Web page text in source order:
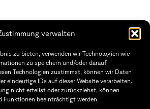
verwalten
zu bieten, verwenden wir Technologien wie
zu speichern und/oder darauf
Technologien zustimmst, können wir Daten
eindeutige IDs auf dieser Website verarbeiten.
nicht erteilst oder zurückziehst, können
Funktionen beeinträchtigt werden.
Würzburg
Öffnungszeiten Dekanat
Montag – Freitag
8:30 – 12:00
8:30 – 15:30